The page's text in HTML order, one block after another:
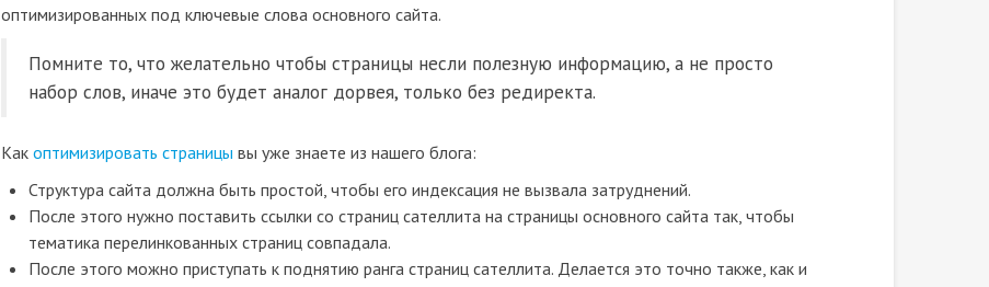
оптимизированных под ключевые слова основного сайта.
Помните то, что желательно чтобы страницы несли полезную информацию, а не просто
набор слов, иначе это будет аналог дорвея, только без редиректа.
Как оптимизировать страницы вы уже знаете из нашего блога:
Структура сайта должна быть простой, чтобы его индексация не вызвала затруднений.
После этого нужно поставить ссылки со страниц сателлита на страницы основного сайта так, чтобы
тематика перелинкованных страниц совпадала.
После этого можно приступать к поднятию ранга страниц сателлита. Делается это точно также, как и